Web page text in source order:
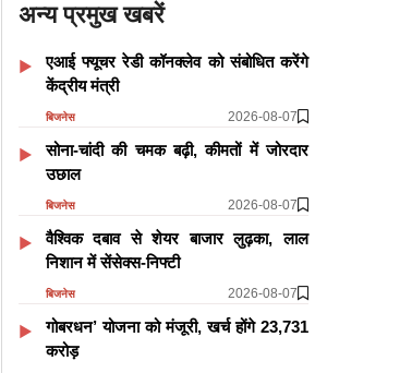
अन्य प्रमुख खबरें
एआई फ्यूचर रेडी कॉनक्लेव को संबोधित करेंगे
केंद्रीय मंत्री
बिजनेस 2026-08-07
सोना-चांदी की चमक बढ़ी, कीमतों में जोरदार
उछाल
बिजनेस 2026-08-07
वैश्विक दबाव से शेयर बाजार लुढ़का, लाल
निशान में सेंसेक्स-निफ्टी
बिजनेस 2026-08-07
गोबरधन’ योजना को मंजूरी, खर्च होंगे 23,731
करोड़